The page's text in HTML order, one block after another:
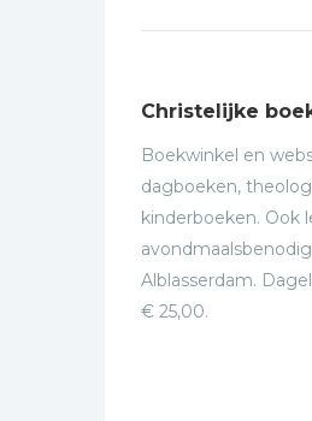
Christelijke
Boekwinkel en
dagboeken,
kinderboeken. Ook
Alblasserdam.
€ 25,00.